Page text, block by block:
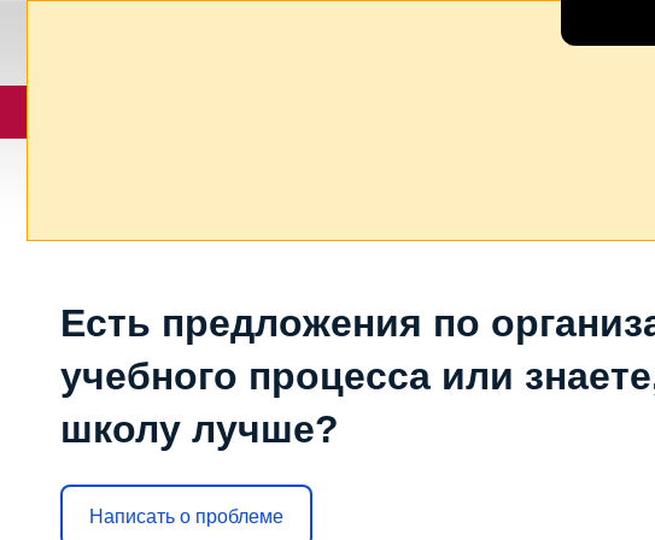
Есть предложения по
учебного процесса или
школу лучше?
Написать о проблеме